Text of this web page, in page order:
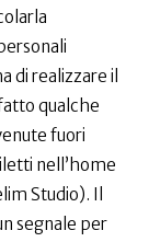
di realizzare il
qualche
fuori
nell’home
Studio). Il
segnale per